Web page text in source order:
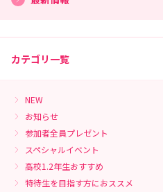
カテゴリ一覧
NEW
お知らせ
参加者全員プレゼント
スペシャルイベント
高校1.2年生おすすめ
特待生を目指す方におススメ